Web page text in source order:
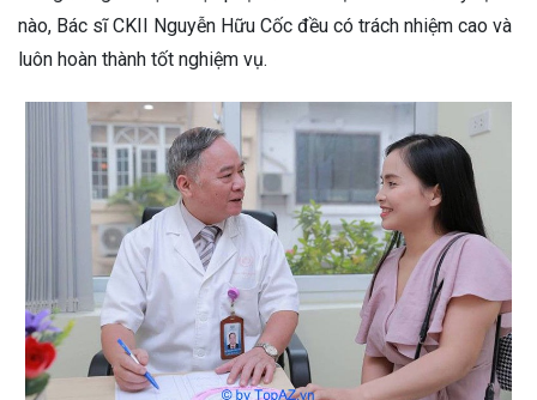
nào, Bác sĩ CKII Nguyễn Hữu Cốc đều có trách nhiệm cao và
luôn hoàn thành tốt nghiệm vụ.